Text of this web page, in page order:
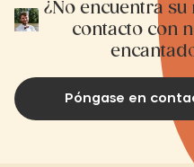
¿No encuentra su
contacto con
Póngase en